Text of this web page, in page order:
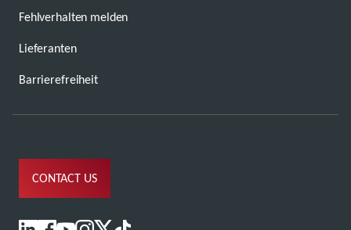
Fehlverhalten melden
Lieferanten
Barrierefreiheit
CONTACT US